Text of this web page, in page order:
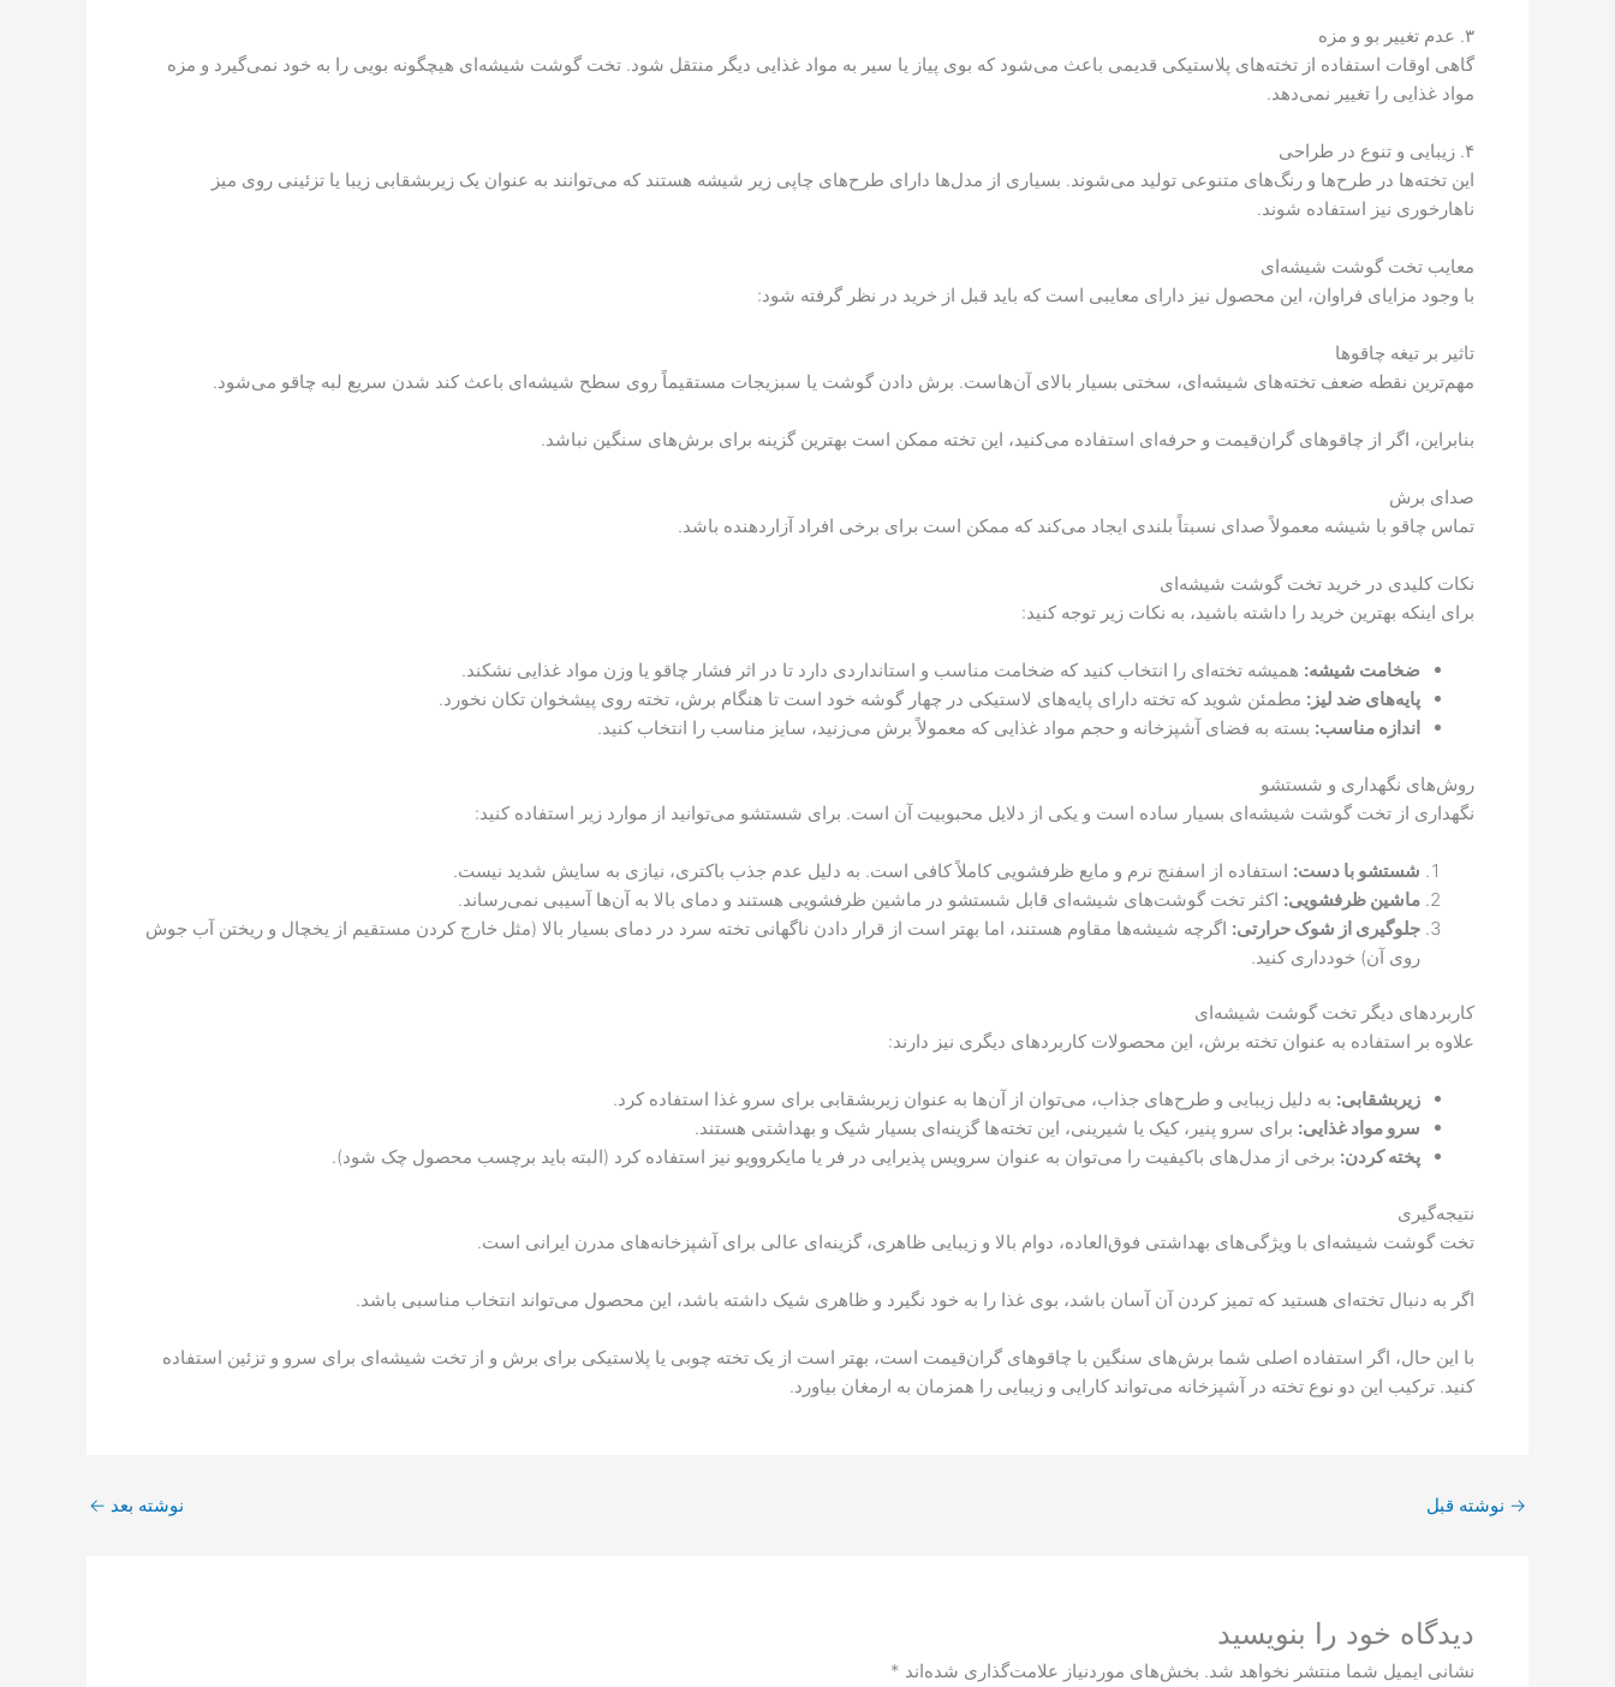
۳. عدم تغییر بو و مزه
گاهی اوقات استفاده از تخته‌های پلاستیکی قدیمی باعث می‌شود که بوی پیاز یا سیر به مواد غذایی دیگر منتقل شود. تخت گوشت شیشه‌ای هیچگونه بویی را به خود نمی‌گیرد و مزه
مواد غذایی را تغییر نمی‌دهد.
۴. زیبایی و تنوع در طراحی
این تخته‌ها در طرح‌ها و رنگ‌های متنوعی تولید می‌شوند. بسیاری از مدل‌ها دارای طرح‌های چاپی زیر شیشه هستند که می‌توانند به عنوان یک زیربشقابی زیبا یا تزئینی روی میز
ناهارخوری نیز استفاده شوند.
معایب تخت گوشت شیشه‌ای
با وجود مزایای فراوان، این محصول نیز دارای معایبی است که باید قبل از خرید در نظر گرفته شود:
تاثیر بر تیغه چاقوها
مهم‌ترین نقطه ضعف تخته‌های شیشه‌ای، سختی بسیار بالای آن‌هاست. برش دادن گوشت یا سبزیجات مستقیماً روی سطح شیشه‌ای باعث کند شدن سریع لبه چاقو می‌شود.
بنابراین، اگر از چاقوهای گران‌قیمت و حرفه‌ای استفاده می‌کنید، این تخته ممکن است بهترین گزینه برای برش‌های سنگین نباشد.
صدای برش
تماس چاقو با شیشه معمولاً صدای نسبتاً بلندی ایجاد می‌کند که ممکن است برای برخی افراد آزاردهنده باشد.
نکات کلیدی در خرید تخت گوشت شیشه‌ای
برای اینکه بهترین خرید را داشته باشید، به نکات زیر توجه کنید:
ضخامت شیشه: همیشه تخته‌ای را انتخاب کنید که ضخامت مناسب و استانداردی دارد تا در اثر فشار چاقو یا وزن مواد غذایی نشکند.
پایه‌های ضد لیز: مطمئن شوید که تخته دارای پایه‌های لاستیکی در چهار گوشه خود است تا هنگام برش، تخته روی پیشخوان تکان نخورد.
اندازه مناسب: بسته به فضای آشپزخانه و حجم مواد غذایی که معمولاً برش می‌زنید، سایز مناسب را انتخاب کنید.
روش‌های نگهداری و شستشو
نگهداری از تخت گوشت شیشه‌ای بسیار ساده است و یکی از دلایل محبوبیت آن است. برای شستشو می‌توانید از موارد زیر استفاده کنید:
شستشو با دست: استفاده از اسفنج نرم و مایع ظرفشویی کاملاً کافی است. به دلیل عدم جذب باکتری، نیازی به سایش شدید نیست.
ماشین ظرفشویی: اکثر تخت گوشت‌های شیشه‌ای قابل شستشو در ماشین ظرفشویی هستند و دمای بالا به آن‌ها آسیبی نمی‌رساند.
جلوگیری از شوک حرارتی: اگرچه شیشه‌ها مقاوم هستند، اما بهتر است از قرار دادن ناگهانی تخته سرد در دمای بسیار بالا (مثل خارج کردن مستقیم از یخچال و ریختن آب جوش
روی آن) خودداری کنید.
کاربردهای دیگر تخت گوشت شیشه‌ای
علاوه بر استفاده به عنوان تخته برش، این محصولات کاربردهای دیگری نیز دارند:
زیربشقابی: به دلیل زیبایی و طرح‌های جذاب، می‌توان از آن‌ها به عنوان زیربشقابی برای سرو غذا استفاده کرد.
سرو مواد غذایی: برای سرو پنیر، کیک یا شیرینی، این تخته‌ها گزینه‌ای بسیار شیک و بهداشتی هستند.
پخته کردن: برخی از مدل‌های باکیفیت را می‌توان به عنوان سرویس پذیرایی در فر یا مایکروویو نیز استفاده کرد (البته باید برچسب محصول چک شود).
نتیجه‌گیری
تخت گوشت شیشه‌ای با ویژگی‌های بهداشتی فوق‌العاده، دوام بالا و زیبایی ظاهری، گزینه‌ای عالی برای آشپزخانه‌های مدرن ایرانی است.
اگر به دنبال تخته‌ای هستید که تمیز کردن آن آسان باشد، بوی غذا را به خود نگیرد و ظاهری شیک داشته باشد، این محصول می‌تواند انتخاب مناسبی باشد.
با این حال، اگر استفاده اصلی شما برش‌های سنگین با چاقوهای گران‌قیمت است، بهتر است از یک تخته چوبی یا پلاستیکی برای برش و از تخت شیشه‌ای برای سرو و تزئین استفاده
کنید. ترکیب این دو نوع تخته در آشپزخانه می‌تواند کارایی و زیبایی را همزمان به ارمغان بیاورد.
→ نوشته قبل نوشته بعد ←
دیدگاه‌ خود را بنویسید
نشانی ایمیل شما منتشر نخواهد شد. بخش‌های موردنیاز علامت‌گذاری شده‌اند *